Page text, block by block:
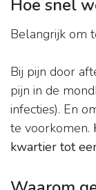
Hoe snel
Belangrijk om
Bij pijn door
pijn in de
infecties). En
te voorkomen.
kwartier tot